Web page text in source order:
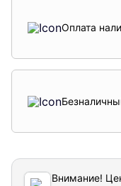
Оплата
Внимание!